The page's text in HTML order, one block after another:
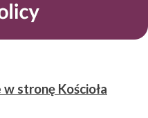
stronę Kościoła